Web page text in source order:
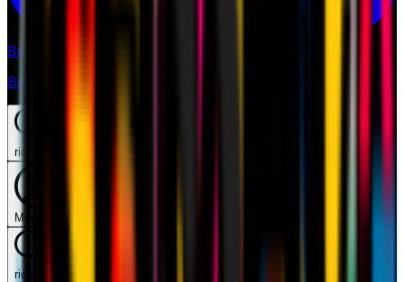
Biglietti
Biglietti
ricerca
Mymilan
ricerca